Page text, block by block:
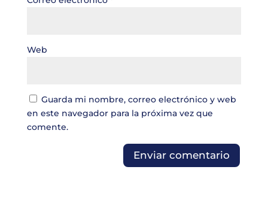
Web
Guarda mi nombre, correo electrónico y web
en este navegador para la próxima vez que
comente.